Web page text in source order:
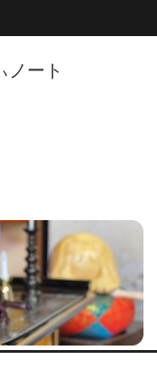
ノート